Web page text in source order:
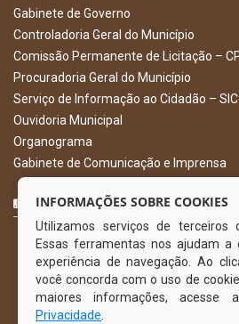
Gabinete de Governo
Controladoria Geral do Município
Comissão Permanente de Licitação –
Procuradoria Geral do Município
Serviço de Informação ao Cidadão – SIC
Ouvidoria Municipal
Organograma
Gabinete de Comunicação e Imprensa
CURTA NOSSA FAN PAGE
INFORMAÇÕES SOBRE COOKIES
Utilizamos serviços de terceiros
Essas ferramentas nos ajudam
experiência de navegação. Ao
você concorda com o uso de
maiores informações, acesse
Privacidade